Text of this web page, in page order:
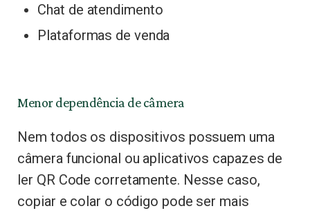
Chat de atendimento
Plataformas de venda
Menor dependência de câmera
Nem todos os dispositivos possuem uma
câmera funcional ou aplicativos capazes de
ler QR Code corretamente. Nesse caso,
copiar e colar o código pode ser mais